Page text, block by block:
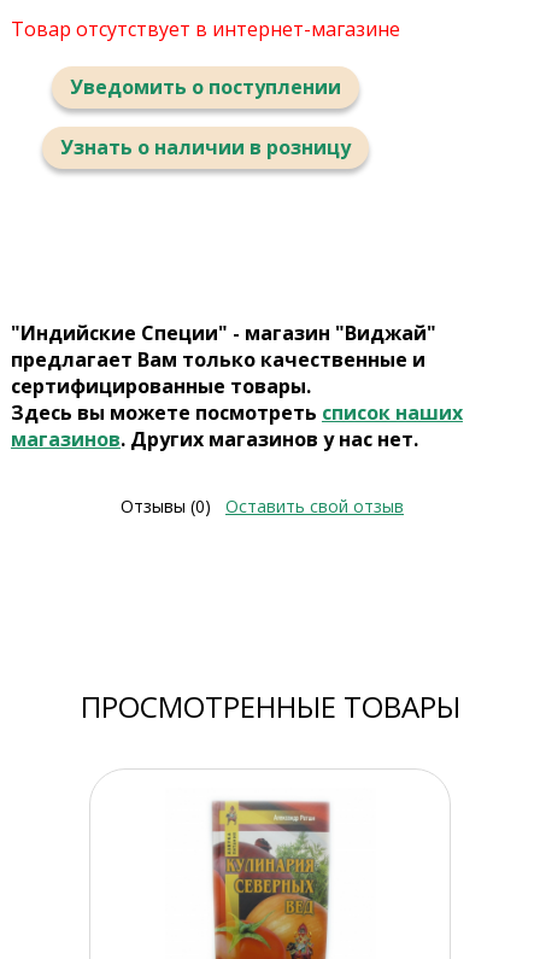
Товар отсутствует в интернет-магазине
Уведомить о поступлении
Узнать о наличии в розницу
"Индийские Специи" - магазин "Виджай"
предлагает Вам только качественные и
сертифицированные товары.
Здесь вы можете посмотреть список наших
магазинов. Других магазинов у нас нет.
Отзывы (0) Оставить свой отзыв
ПРОСМОТРЕННЫЕ ТОВАРЫ